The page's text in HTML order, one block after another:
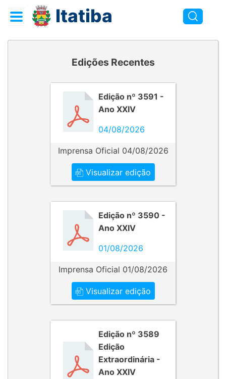
Itatiba
Edições Recentes
Edição nº 3591 -
Ano XXIV
04/08/2026
Imprensa Oficial 04/08/2026
Visualizar edição
Edição nº 3590 -
Ano XXIV
01/08/2026
Imprensa Oficial 01/08/2026
Visualizar edição
Edição nº 3589
Edição
Extraordinária -
Ano XXIV